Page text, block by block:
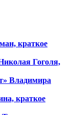
краткое
Гоголя,
Владимира
краткое